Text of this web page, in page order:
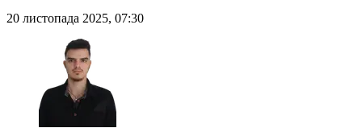
20 листопада 2025, 07:30